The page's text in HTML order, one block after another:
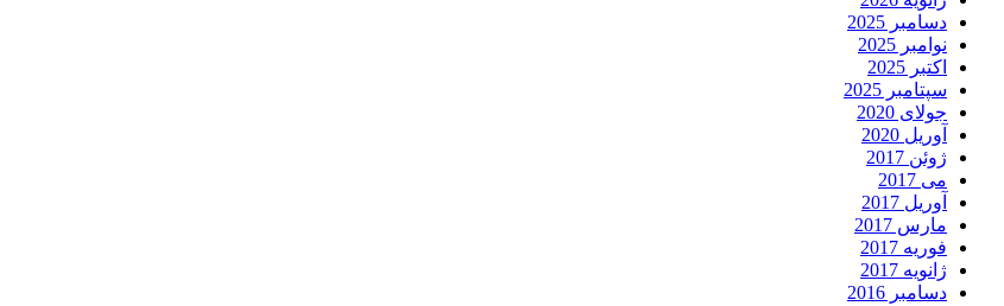
دسامبر 2025
نوامبر 2025
اکتبر 2025
سپتامبر 2025
جولای 2020
آوریل 2020
ژوئن 2017
می 2017
آوریل 2017
مارس 2017
فوریه 2017
ژانویه 2017
دسامبر 2016